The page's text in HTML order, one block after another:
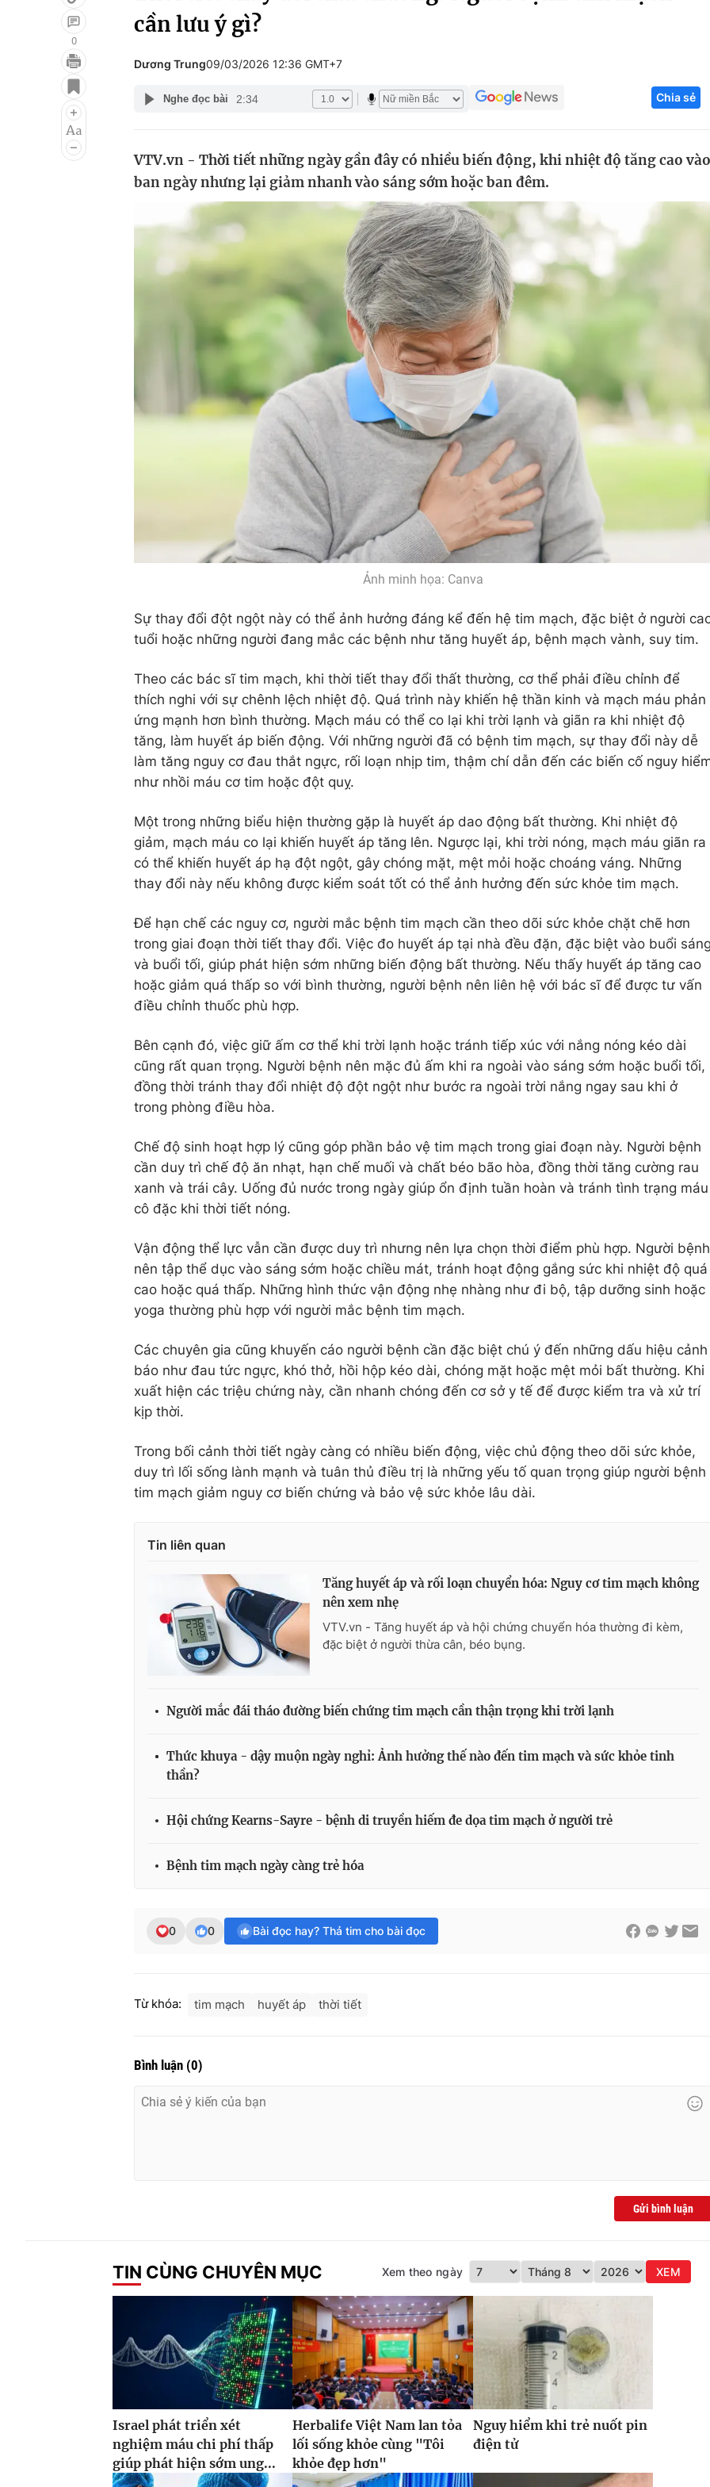
Điện ảnh
Âm nhạc
Du lịch
Chất lượng cuộc sống
Tuyển sinh
Hitech Công
Thị trường
0
cần lưu ý gì?
Dương Trung09/03/2026 12:36 GMT+7
Nghe đọc bài 2:34 Chia sẻ
VTV.vn - Thời tiết những ngày gần đây có nhiều biến động, khi nhiệt độ tăng cao vào
ban ngày nhưng lại giảm nhanh vào sáng sớm hoặc ban đêm.
Ảnh minh họa: Canva
Sự thay đổi đột ngột này có thể ảnh hưởng đáng kể đến hệ tim mạch, đặc biệt ở người
tuổi hoặc những người đang mắc các bệnh như tăng huyết áp, bệnh mạch vành, suy tim.
Theo các bác sĩ tim mạch, khi thời tiết thay đổi thất thường, cơ thể phải điều chỉnh để
thích nghi với sự chênh lệch nhiệt độ. Quá trình này khiến hệ thần kinh và mạch máu phản
ứng mạnh hơn bình thường. Mạch máu có thể co lại khi trời lạnh và giãn ra khi nhiệt độ
tăng, làm huyết áp biến động. Với những người đã có bệnh tim mạch, sự thay đổi này dễ
làm tăng nguy cơ đau thắt ngực, rối loạn nhịp tim, thậm chí dẫn đến các biến cố nguy
như nhồi máu cơ tim hoặc đột quỵ.
Một trong những biểu hiện thường gặp là huyết áp dao động bất thường. Khi nhiệt độ
giảm, mạch máu co lại khiến huyết áp tăng lên. Ngược lại, khi trời nóng, mạch máu giãn ra
có thể khiến huyết áp hạ đột ngột, gây chóng mặt, mệt mỏi hoặc choáng váng. Những
thay đổi này nếu không được kiểm soát tốt có thể ảnh hưởng đến sức khỏe tim mạch.
Để hạn chế các nguy cơ, người mắc bệnh tim mạch cần theo dõi sức khỏe chặt chẽ hơn
trong giai đoạn thời tiết thay đổi. Việc đo huyết áp tại nhà đều đặn, đặc biệt vào buổi
và buổi tối, giúp phát hiện sớm những biến động bất thường. Nếu thấy huyết áp tăng cao
hoặc giảm quá thấp so với bình thường, người bệnh nên liên hệ với bác sĩ để được tư vấn
điều chỉnh thuốc phù hợp.
Bên cạnh đó, việc giữ ấm cơ thể khi trời lạnh hoặc tránh tiếp xúc với nắng nóng kéo dài
cũng rất quan trọng. Người bệnh nên mặc đủ ấm khi ra ngoài vào sáng sớm hoặc buổi tối,
đồng thời tránh thay đổi nhiệt độ đột ngột như bước ra ngoài trời nắng ngay sau khi ở
trong phòng điều hòa.
Chế độ sinh hoạt hợp lý cũng góp phần bảo vệ tim mạch trong giai đoạn này. Người bệnh
cần duy trì chế độ ăn nhạt, hạn chế muối và chất béo bão hòa, đồng thời tăng cường rau
xanh và trái cây. Uống đủ nước trong ngày giúp ổn định tuần hoàn và tránh tình trạng máu
cô đặc khi thời tiết nóng.
Vận động thể lực vẫn cần được duy trì nhưng nên lựa chọn thời điểm phù hợp. Người bệnh
nên tập thể dục vào sáng sớm hoặc chiều mát, tránh hoạt động gắng sức khi nhiệt độ quá
cao hoặc quá thấp. Những hình thức vận động nhẹ nhàng như đi bộ, tập dưỡng sinh hoặc
yoga thường phù hợp với người mắc bệnh tim mạch.
Các chuyên gia cũng khuyến cáo người bệnh cần đặc biệt chú ý đến những dấu hiệu cảnh
báo như đau tức ngực, khó thở, hồi hộp kéo dài, chóng mặt hoặc mệt mỏi bất thường. Khi
xuất hiện các triệu chứng này, cần nhanh chóng đến cơ sở y tế để được kiểm tra và xử trí
kịp thời.
Trong bối cảnh thời tiết ngày càng có nhiều biến động, việc chủ động theo dõi sức khỏe,
duy trì lối sống lành mạnh và tuân thủ điều trị là những yếu tố quan trọng giúp người bệnh
tim mạch giảm nguy cơ biến chứng và bảo vệ sức khỏe lâu dài.
Tin liên quan
Tăng huyết áp và rối loạn chuyển hóa: Nguy cơ tim mạch không
nên xem nhẹ
VTV.vn - Tăng huyết áp và hội chứng chuyển hóa thường đi kèm,
đặc biệt ở người thừa cân, béo bụng.
Người mắc đái tháo đường biến chứng tim mạch cần thận trọng khi trời lạnh
Thức khuya - dậy muộn ngày nghỉ: Ảnh hưởng thế nào đến tim mạch và sức khỏe tinh
thần?
Hội chứng Kearns-Sayre - bệnh di truyền hiếm đe dọa tim mạch ở người trẻ
Bệnh tim mạch ngày càng trẻ hóa
0 0 Bài đọc hay? Thả tim cho bài đọc
Từ khóa: tim mạch huyết áp thời tiết
Bình luận (0)
Gửi bình luận
TIN CÙNG CHUYÊN MỤC Xem theo ngày XEM
Israel phát triển xét
nghiệm máu chi phí thấp
giúp phát hiện sớm ung...
Herbalife Việt Nam lan tỏa
lối sống khỏe cùng "Tôi
khỏe đẹp hơn"
Nguy hiểm khi trẻ nuốt pin
điện tử